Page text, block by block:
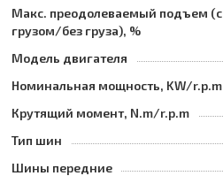
Макс. преодолеваемый подъем (с
грузом/без груза), %
Модель двигателя
Номинальная мощность, KW/r.p.m
Крутящий момент, N.m/r.p.m
Тип шин
Шины передние